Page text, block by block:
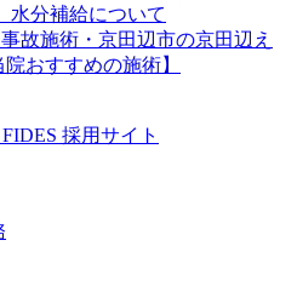
水分補給について
事故施術・京田辺市の京田辺え
おすすめの施術】